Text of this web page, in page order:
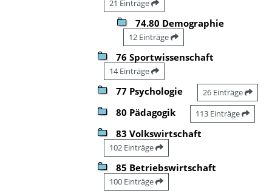
21 Einträge
74.80 Demographie
12 Einträge
76 Sportwissenschaft
14 Einträge
77 Psychologie 26 Einträge
80 Pädagogik 113 Einträge
83 Volkswirtschaft
102 Einträge
85 Betriebswirtschaft
100 Einträge